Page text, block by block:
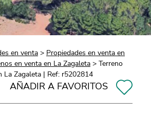
en venta > Propiedades en venta en
en venta en La Zagaleta > Terreno
La Zagaleta | Ref: r5202814
AÑADIR A FAVORITOS